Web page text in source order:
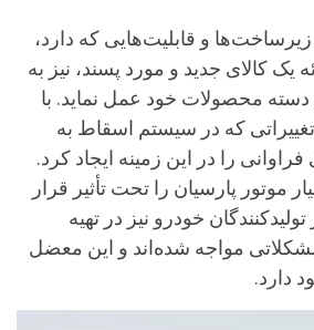
و قابلیت‌هایی که دارد،
یک کالای جدید و مورد پسند، نیز به
محصولات خود عمل نماید. با
که در سیستم اسقاط به
را در این زمینه ایجاد کرد.
موتور پارسیان را تحت تأثیر قرار
خودرو نیز در تهیه
مواجه شده‌اند و این معضل
دارد.